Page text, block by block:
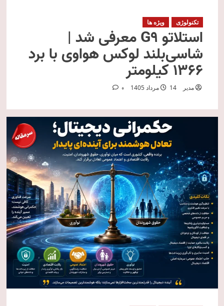
تکنولوژی ویژه ها
استلاتو G9 معرفی شد |
شاسی‌بلند لوکس هواوی با برد
۱۳۶۶ کیلومتر
مدیر 14 مرداد 1405 0